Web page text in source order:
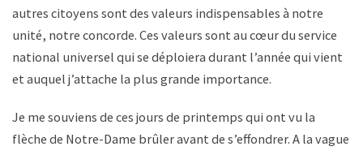
autres citoyens sont des valeurs indispensables à notre
unité, notre concorde. Ces valeurs sont au cœur du service
national universel qui se déploiera durant l’année qui vient
et auquel j’attache la plus grande importance.
Je me souviens de ces jours de printemps qui ont vu la
flèche de Notre-Dame brûler avant de s’effondrer. A la vague